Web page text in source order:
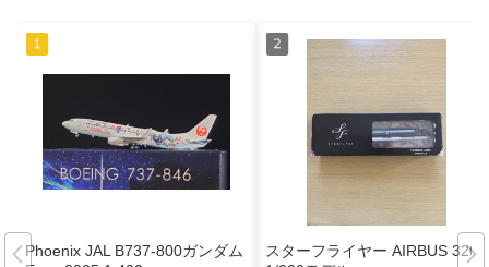
Phoenix JAL B737-800ガンダム
スターフライヤー AIRBUS 320